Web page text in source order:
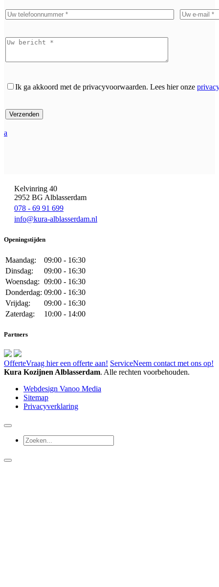
Ik ga akkoord met de privacyvoorwaarden. Lees hier onze
a
Kelvinring 40
2952 BG Alblasserdam
078 - 69 91 699
info@kura-alblasserdam.nl
Openingstijden
Maandag:
09:00 - 16:30
Dinsdag:
09:00 - 16:30
Woensdag: 09:00 - 16:30
Donderdag: 09:00 - 16:30
Vrijdag:
09:00 - 16:30
Zaterdag:
10:00 - 14:00
Partners
OfferteVraag hier een offerte aan! ServiceNeem contact met ons op!
Kura Kozijnen Alblasserdam. Alle rechten voorbehouden.
Webdesign Vanoo Media
Sitemap
Privacyverklaring